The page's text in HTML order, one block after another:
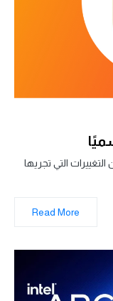
التي تجريها
Read More